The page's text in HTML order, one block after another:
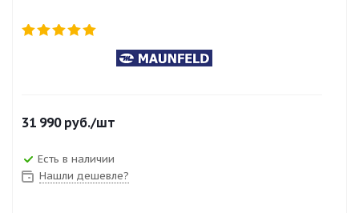
31 990руб./шт
Есть в наличии
Нашли дешевле?